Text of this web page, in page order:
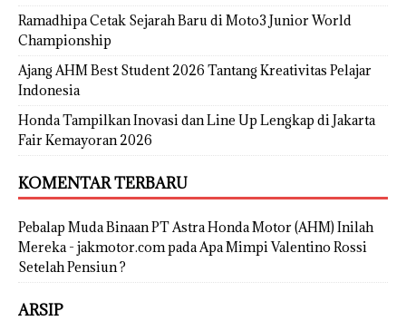
Ramadhipa Cetak Sejarah Baru di Moto3 Junior World
Championship
Ajang AHM Best Student 2026 Tantang Kreativitas Pelajar
Indonesia
Honda Tampilkan Inovasi dan Line Up Lengkap di Jakarta
Fair Kemayoran 2026
KOMENTAR TERBARU
Pebalap Muda Binaan PT Astra Honda Motor (AHM) Inilah
Mereka - jakmotor.compada Apa Mimpi Valentino Rossi
Setelah Pensiun ?
ARSIP